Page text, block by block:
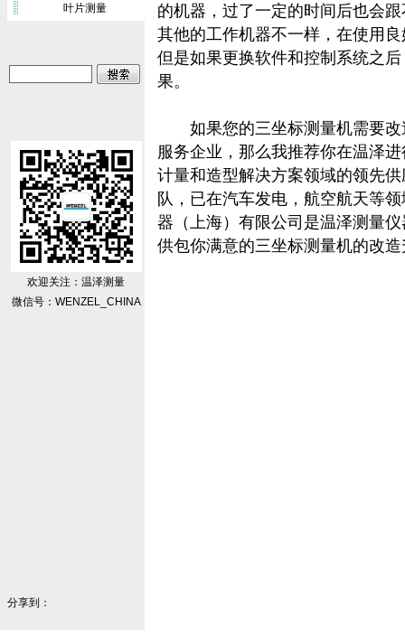
叶片测量
欢迎关注：温泽测量
微信号：WENZEL_CHINA
分享到：
的机器，过了一定的时间后也会
其他的工作机器不一样，在使用
但是如果更换软件和控制系统之
果。
如果您的三坐标测量机需要
服务企业，那么我推荐你在温泽
计量和造型解决方案领域的领先
队，已在汽车发电，航空航天等
器（上海）有限公司是温泽测量
供包你满意的三坐标测量机的改